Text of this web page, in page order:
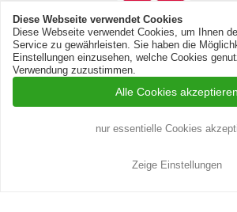
© 2026 HEINRICH BLOHM GMBH
Diese Webseite verwendet Cookies
Diese Webseite verwendet Cookies, um Ihnen
Service zu gewährleisten. Sie haben die
Einstellungen einzusehen, welche Cookies
Verwendung zuzustimmen.
Alle Cookies akzeptieren
nur essentielle Cookies
Zeige Einstellungen